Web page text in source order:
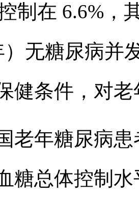
制在 6.6%，
）无糖尿病并
健条件，对
年糖尿病患
糖总体控制